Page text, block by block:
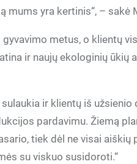
yra kertinis“, – sakė
metus, o klientų
ir naujų ekologinių ūkių
ir klientų iš
pardavimu. Žiemą
tiek dėl ne visai
su viskuo susidoroti.“